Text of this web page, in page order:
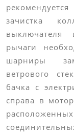
зачистка
выключателя
рычаги
шарниры
ветрового
бачка с
справа в